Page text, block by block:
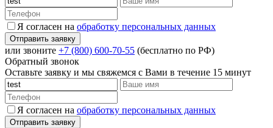
Я согласен на обработку персональных данных
или звоните +7 (800) 600-70-55 (бесплатно по РФ)
Обратный звонок
Оставьте заявку и мы свяжемся с Вами в течение 15 минут
Я согласен на обработку персональных данных